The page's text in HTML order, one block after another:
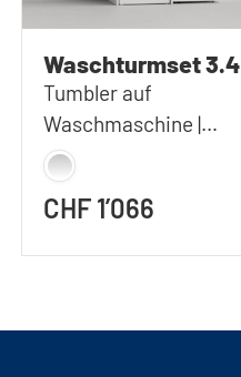
Waschturmset 3.4
Tumbler auf
Waschmaschine |
127x233 cm (BxH)
CHF 1’066